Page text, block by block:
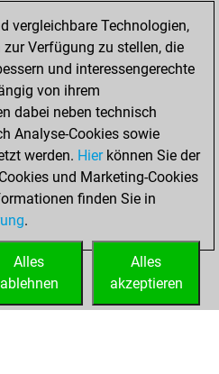
achieved a
of 21
Fritz
a new Elo
Mai 30,
created
account
vergleichbare Technologien,
Verfügung zu stellen, die
und interessengerechte
von ihrem
dabei neben technisch
Analyse-Cookies sowie
werden. Hierkönnen Sie der
und Marketing-Cookies
finden Sie in
.
Alles
akzeptieren
Alles
ablehnen